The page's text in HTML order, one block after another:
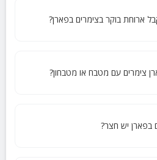
ארוחת בוקר בצימרים בפארן?
צימרים עם מטבח או מטבחון?
בפארן יש חצר?